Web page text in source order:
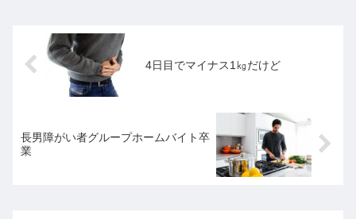
4日目でマイナス1㎏だけど
長男障がい者グループホームバイト卒
業